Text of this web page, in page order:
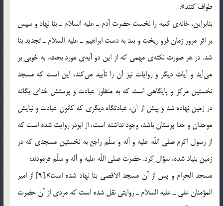
طواف كنند».
بنابراين، خانه‎ي كعبه را نخست حضرت آدم ـ عليه السلام ـ بنا نهاد و سپس
بر اثر مرور زمان فرو ريخت و بعد به دست ابراهيم ـ عليه السلام ـ تجديد بنا
شد. در هر صورت نكته‎ي مهمي كه از اين دو آيه‎ي مورد بحث، به خوبي بر
مي‌آيد و آيات ديگر و روايات نيز آن را تأييد مي‌كند، اين است كه مسجد
نخستين مركز و پايگاهي است كه به منظور عبادت و پرستش خداي يگانه
در زمين نهاده شد و پيش از آن، عبادتگاه ديگري كه كانون عبادت و نيايش
موحدان و خدا پرستان باشد، وجود نداشته است، از ابوذر روايت شده است كه
از رسول اكرم صلي اللّه عليه و آله و سلّم راجع به نخستين مسجدي كه در
زمين بنياد شده، سؤال كرد. حضرت صلي اللّه عليه و آله و سلّم فرمودند:
مسجد الحرام و پس از آن مسجد الاقصي بنا نهاد شده است».[9] از امير
المؤمنان علي ـ عليه السلام ـ روايتي نقل شده است كه مردي از آن حضرت